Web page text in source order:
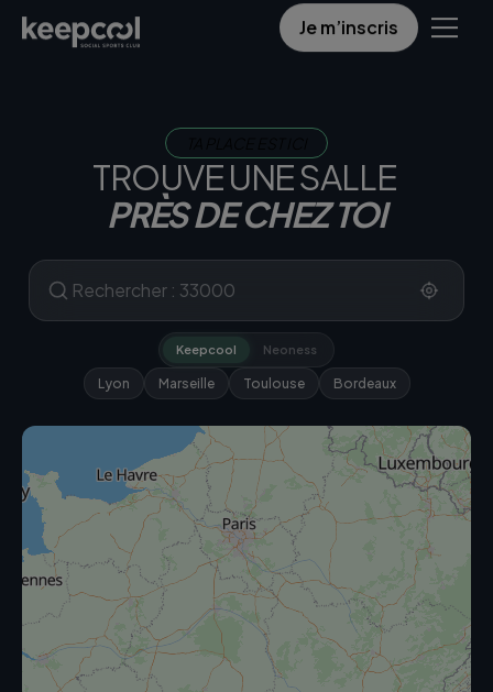
Je m’inscris
TROUVE UNE SALLE
PRÈS DE CHEZ TOI
Keepcool Neoness
Lyon Marseille Toulouse Bordeaux